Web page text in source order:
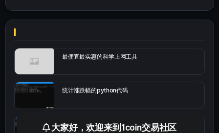
最便宜最实惠的科学上网工具
统计涨跌幅的python代码
okx的短线量化的免费版本
大家好，欢迎来到1coin交易社区